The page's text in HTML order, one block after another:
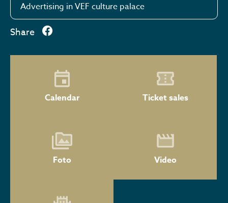
Advertising in VEF culture palace
Share
Calendar Ticket sales
Foto Video